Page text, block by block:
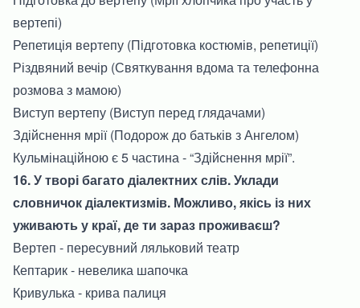
вертепі)
Репетиція вертепу (Підготовка костюмів, репетиції)
Різдвяний вечір (Святкування вдома та телефонна
розмова з мамою)
Виступ вертепу (Виступ перед глядачами)
Здійснення мрії (Подорож до батьків з Ангелом)
Кульмінаційною є 5 частина - “Здійснення мрії”.
16. У творі багато діалектних слів. Уклади
словничок діалектизмів. Можливо, якісь із них
уживають у краї, де ти зараз проживаєш?
Вертеп - пересувний ляльковий театр
Кептарик - невелика шапочка
Кривулька - крива палиця